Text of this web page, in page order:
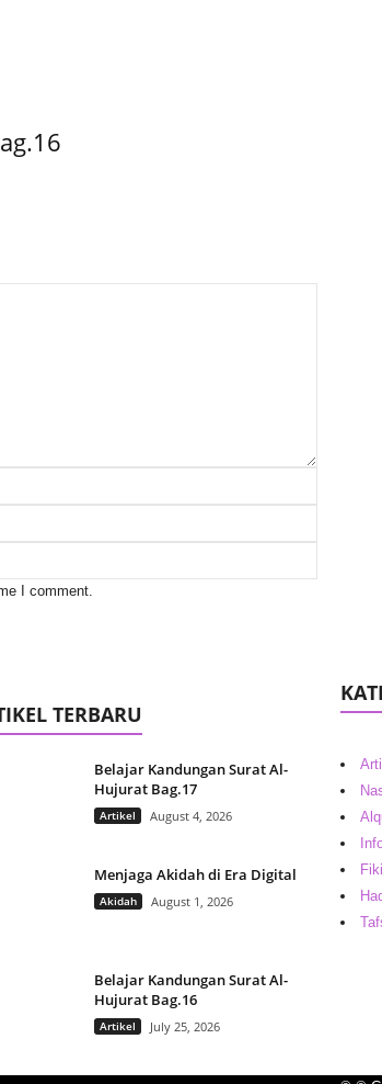
I comment.
TERBARU
Belajar Kandungan Surat Al-
Hujurat Bag.17
Artikel August 4, 2026
Menjaga Akidah di Era Digital
Akidah August 1, 2026
Belajar Kandungan Surat Al-
Hujurat Bag.16
Artikel July 25, 2026